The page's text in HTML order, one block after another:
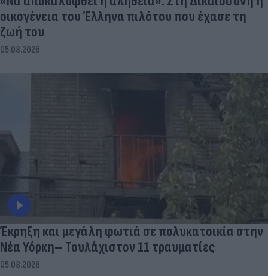
οικογένεια του Έλληνα πιλότου που έχασε τη
ζωή του
05.08.2026
Έκρηξη και μεγάλη φωτιά σε πολυκατοικία στην
Νέα Υόρκη– Τουλάχιστον 11 τραυματίες
05.08.2026